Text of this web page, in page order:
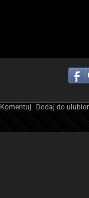
Komentuj Dodaj do